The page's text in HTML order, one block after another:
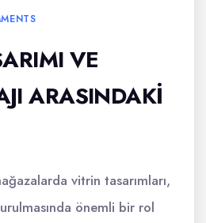
VE
ARASINDAKI
vitrin tasarımları,
önemli bir rol